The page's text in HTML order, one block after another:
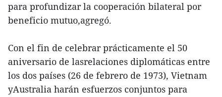
para profundizar la cooperación bilateral por
beneficio mutuo,agregó.
Con el fin de celebrar prácticamente el 50
aniversario de lasrelaciones diplomáticas entre
los dos países (26 de febrero de 1973), Vietnam
yAustralia harán esfuerzos conjuntos para